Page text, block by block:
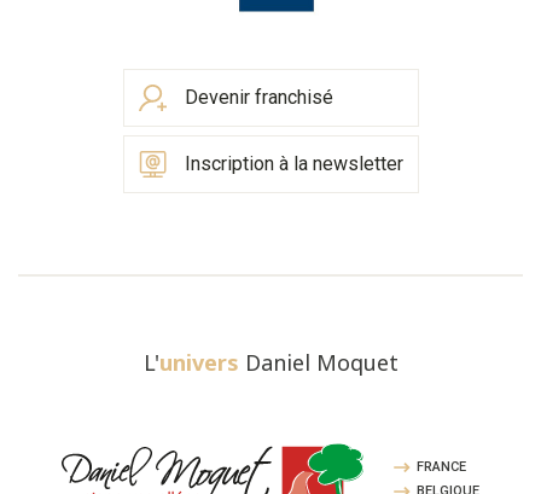
Devenir franchisé
Inscription à la newsletter
L'univers Daniel Moquet
FRANCE